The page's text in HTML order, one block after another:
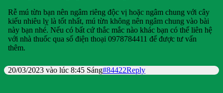
Rễ mú từn bạn nên ngâm riêng độc vị hoặc ngâm chung với cây
kiếu nhiêu lỵ là tốt nhất, mú từn không nên ngâm chung vào bài
này bạn nhé. Nếu có bất cứ thắc mắc nào khác bạn có thể liên hệ
với nhà thuốc qua số điện thoại 0978784411 để được tư vấn
thêm.
20/03/2023 vào lúc 8:45 Sáng#84422Reply